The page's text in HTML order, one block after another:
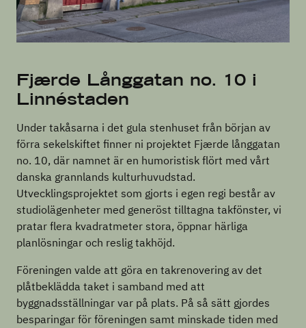
Fjærde Långgatan no. 10 i
Linnéstaden
Under takåsarna i det gula stenhuset från början av
förra sekelskiftet finner ni projektet Fjærde långgatan
no. 10, där namnet är en humoristisk flört med vårt
danska grannlands kulturhuvudstad.
Utvecklingsprojektet som gjorts i egen regi består av
studiolägenheter med generöst tilltagna takfönster, vi
pratar flera kvadratmeter stora, öppnar härliga
planlösningar och reslig takhöjd.
Föreningen valde att göra en takrenovering av det
plåtbeklädda taket i samband med att
byggnadsställningar var på plats. På så sätt gjordes
besparingar för föreningen samt minskade tiden med